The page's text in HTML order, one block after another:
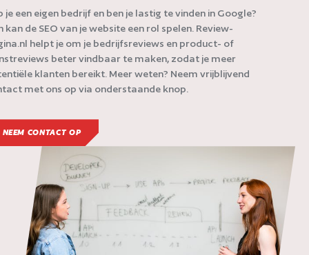
je een eigen bedrijf en ben je lastig te vinden in Google?
kan de SEO van je website een rol spelen. Review-
helpt je om je bedrijfsreviews en product- of
beter vindbaar te maken, zodat je meer
klanten bereikt. Meer weten? Neem vrijblijvend
met ons op via onderstaande knop.
NEEM CONTACT OP